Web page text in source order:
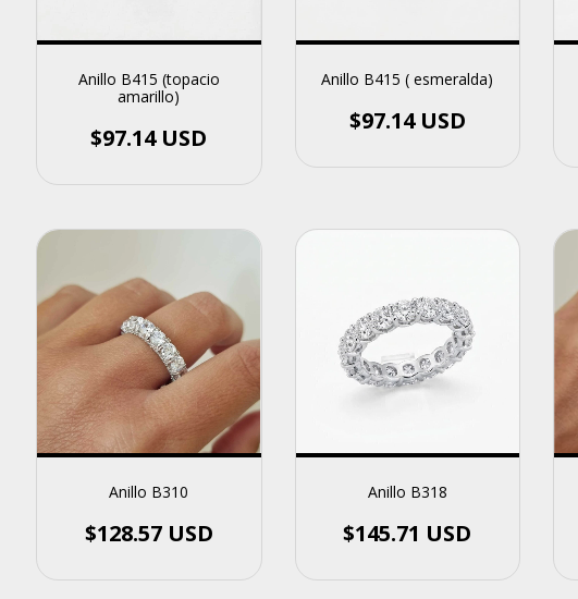
Anillo B415 (topacio
amarillo)
$97.14 USD
Anillo B415 ( esmeralda)
$97.14 USD
Anillo B310
$128.57 USD
Anillo B318
$145.71 USD